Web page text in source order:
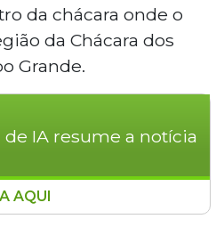
da chácara onde o
da Chácara dos
Grande.
IA resume a notícia
Jazbik Neto, de 78
AQUI